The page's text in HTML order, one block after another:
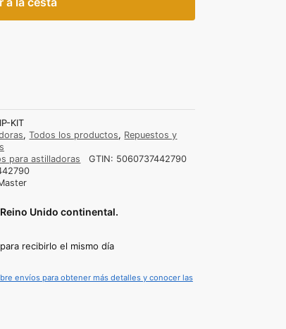
KIT
,Todos los productos, Repuestos y
para astilladoras GTIN: 5060737442790
Unido continental.
recibirlo el mismo día
envíos para obtener más detalles y conocer las